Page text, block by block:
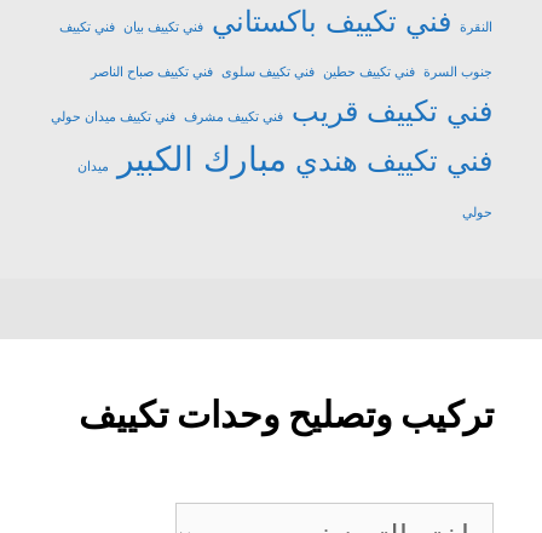
النقرة فني تكييف باكستاني فني تكييف بيان فني تكييف
جنوب السرة فني تكييف حطين فني تكييف سلوى فني تكييف صباح الناصر
فني تكييف قريب فني تكييف مشرف فني تكييف ميدان حولي
فني تكييف هندي مبارك الكبير ميدان
حولي
تركيب وتصليح وحدات تكييف
تركيب